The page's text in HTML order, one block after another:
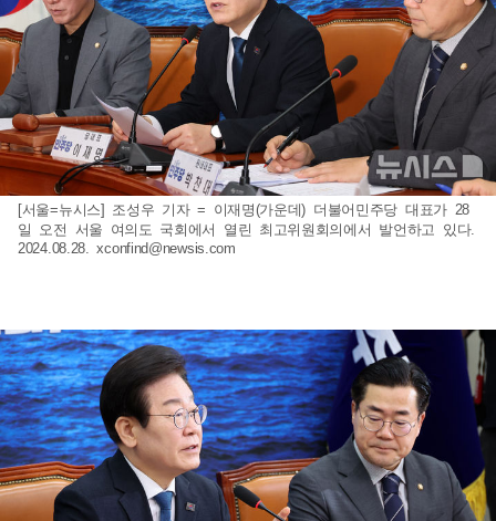
[서울=뉴시스] 조성우 기자 = 이재명(가운데) 더불어민주당 대표가 28
일 오전 서울 여의도 국회에서 열린 최고위원회의에서 발언하고 있다.
2024.08.28.xconfind@newsis.com